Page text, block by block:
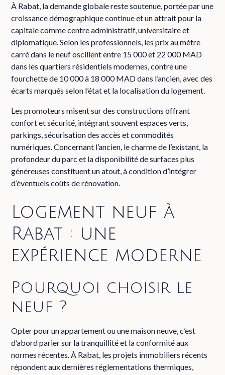
À Rabat, la demande globale reste soutenue, portée par une
croissance démographique continue et un attrait pour la
capitale comme centre administratif, universitaire et
diplomatique. Selon les professionnels, les prix au mètre
carré dans le neuf oscillent entre 15 000 et 22 000 MAD
dans les quartiers résidentiels modernes, contre une
fourchette de 10 000 à 18 000 MAD dans l’ancien, avec des
écarts marqués selon l’état et la localisation du logement.
Les promoteurs misent sur des constructions offrant
confort et sécurité, intégrant souvent espaces verts,
parkings, sécurisation des accès et commodités
numériques. Concernant l’ancien, le charme de l’existant, la
profondeur du parc et la disponibilité de surfaces plus
généreuses constituent un atout, à condition d’intégrer
d’éventuels coûts de rénovation.
Logement neuf à
Rabat : une
expérience moderne
Pourquoi choisir le
neuf ?
Opter pour un appartement ou une maison neuve, c’est
d’abord parier sur la tranquillité et la conformité aux
normes récentes. À Rabat, les projets immobiliers récents
répondent aux dernières réglementations thermiques,